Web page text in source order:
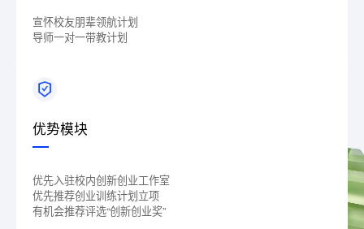
宣怀校友朋辈领航计划
导师一对一带教计划
优势模块
优先入驻校内创新创业工作室
优先推荐创业训练计划立项
有机会推荐评选“创新创业奖”